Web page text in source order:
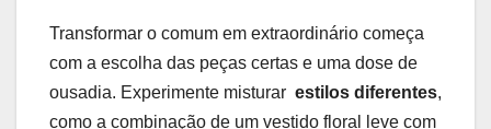
Transformar o comum‌ em extraordinário começa
com a escolha das peças certas e uma dose ‌de
ousadia. Experimente misturar ‍ estilos diferentes,
como a combinação de um‍ vestido floral leve com